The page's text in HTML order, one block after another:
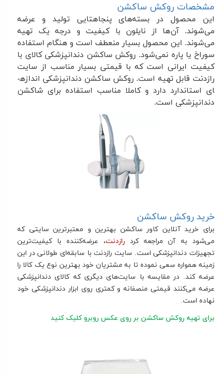
مشخصات روکش ساکشن
این محصول در بسته‌های پنجاه­تایی تولید و عرضه
می‌شوند. آن‌ها از نایلون با کیفیت و درجه یک تهیه
می‌شوند. این محصول بسیار منعطف است و هنگام استفاده
سوراخ یا پاره نمی‌شود. روکش ساکشن دندانپزشکی کالای با
کیفیت ایرانی است که با قیمتی بسیار مناسب از سایت
رازدنت قابل تهیه است.
روکش ساکشن دندانپزشکی اندازه­
ای استاندارد دارد و کاملا مناسب استفاده برای شاکشن
دندانپزشکی است.
خرید روکش ساکشن
برای خرید آنلاین کاور ساکشن بهترین و معتبرترین سایتی که
می‌شود به آن مراجعه کردرازدنت، عرضه‌کننده با کیفیت‌ترین
تجهیزات دندانپزشکی است. سایت رازدنت با سابقه‌ای طولانی در این
زمینه همواره سعی نموده تا به مشتریان خود بهترین نوع یک کالا را
عرضه کند. در مقایسه با سایت‌های دیگری که کالای دندانپزشکی
عرضه می‌کنند قیمتی منصفانه و کمتری روی ابزار دندانپزشکی خود
نهاده است.
برای تهیه روکش ساکشن بر روی عکس روبرو کلیک کنید